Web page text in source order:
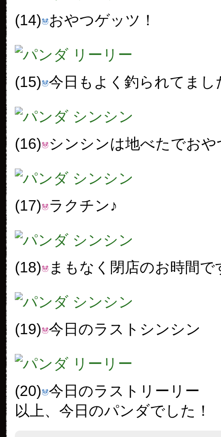
(14) おやつゲッツ！
(15) 今日もよく釣られてまし
(16) シンシンは地べたでお
(17) ラクチン♪
(18) まもなく閉店のお時間で
(19) 今日のラストシンシン
(20) 今日のラストリーリー
以上、今日のパンダでした！